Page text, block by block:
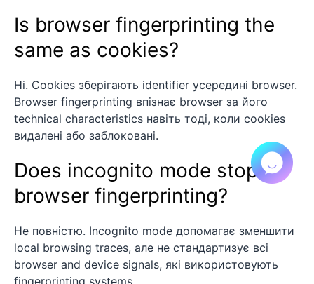
Is browser fingerprinting the
same as cookies?
Ні. Cookies зберігають identifier усередині browser.
Browser fingerprinting впізнає browser за його
technical characteristics навіть тоді, коли cookies
видалені або заблоковані.
Does incognito mode stop
browser fingerprinting?
Не повністю. Incognito mode допомагає зменшити
local browsing traces, але не стандартизує всі
browser and device signals, які використовують